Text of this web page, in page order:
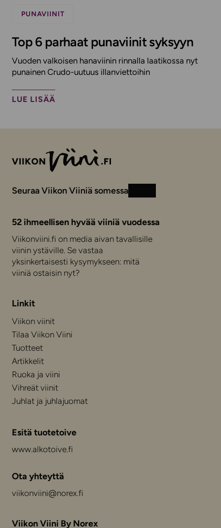
PUNAVIINIT
Top 6 parhaat punaviinit syksyyn
Vuoden valkoisen hanaviinin rinnalla laatikossa nyt
punainen Crudo-uutuus illanviettoihin
LUE LISÄÄ
Seuraa Viikon Viiniä somessa
52 ihmeellisen hyvää viiniä vuodessa
Viikonviini.fi on media aivan tavallisille
viinin ystäville. Se vastaa
yksinkertaisesti kysymykseen: mitä
viiniä ostaisin nyt?
Linkit
Viikon viinit
Tilaa Viikon Viini
Tuotteet
Artikkelit
Ruoka ja viini
Vihreät viinit
Juhlat ja juhlajuomat
Esitä tuotetoive
www.alkotoive.fi
Ota yhteyttä
viikonviini@norex.fi
Viikon Viini By Norex